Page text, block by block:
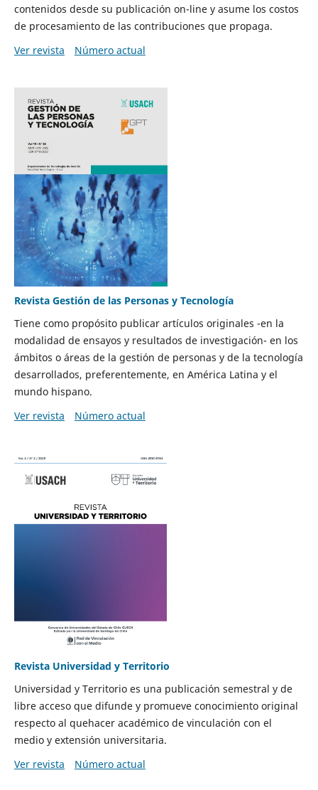
contenidos desde su publicación on-line y asume los costos
de procesamiento de las contribuciones que propaga.
Ver revista
Número actual
Revista Gestión de las Personas y Tecnología
Tiene como propósito publicar artículos originales -en la
modalidad de ensayos y resultados de investigación- en los
ámbitos o áreas de la gestión de personas y de la tecnología
desarrollados, preferentemente, en América Latina y el
mundo hispano.
Ver revista
Número actual
Revista Universidad y Territorio
Universidad y Territorio es una publicación semestral y de
libre acceso que difunde y promueve conocimiento original
respecto al quehacer académico de vinculación con el
medio y extensión universitaria.
Ver revista
Número actual